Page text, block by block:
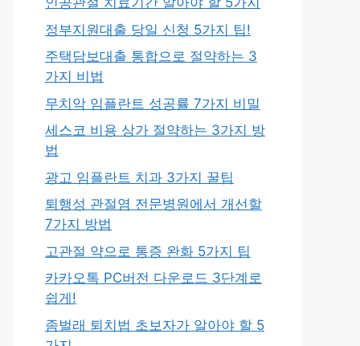
정부지원대출 당일 신청 5가지 팁!
주택담보대출 통합으로 절약하는 3
가지 비법
무치악 임플란트 성공률 7가지 비밀
세스코 비용 상가 절약하는 3가지 방
법
광고 임플란트 치과 3가지 꿀팁
퇴행성 관절염 전문병원에서 개선할
7가지 방법
고관절 약으로 통증 완화 5가지 팁
카카오톡 PC버전 다운로드 3단계로
쉽게!
좀벌래 퇴치법 초보자가 알아야 할 5